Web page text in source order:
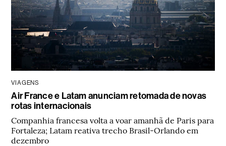
VIAGENS
Air France e Latam anunciam retomada de novas
rotas internacionais
Companhia francesa volta a voar amanhã de Paris para
Fortaleza; Latam reativa trecho Brasil-Orlando em
dezembro